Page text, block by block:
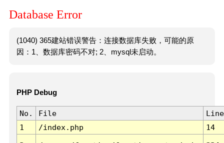
Database Error
(1040) 365建站错误警告：连接数据库失败，可能的原
因：1、数据库密码不对; 2、mysql未启动。
PHP Debug
No. File
Line
1
/index.php 14